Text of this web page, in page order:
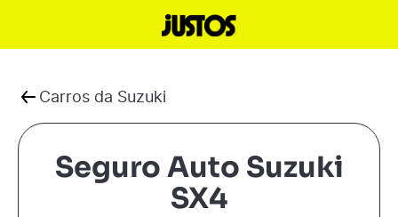
Carros da Suzuki
Seguro Auto Suzuki
SX4